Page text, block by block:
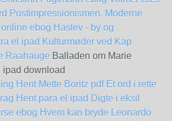
Postimpressionismen. Moderne
ebog Haslev - by og
el ipad Kulturmøder ved Kap
Raahauge Balladen om Marie
ipad download
Hent Mette Boritz pdf Et ord i rette
Hent para el ipad Digte i eksil
ebog Hvem kan bryde Leonardo